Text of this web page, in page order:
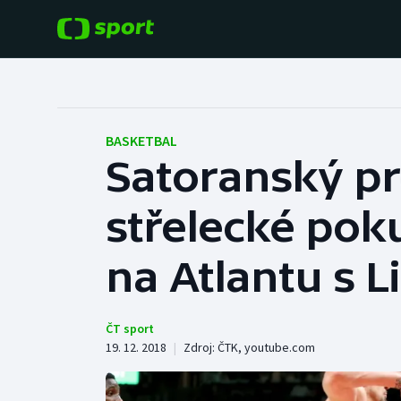
Hokej
Tenis
Baseball a softbal
Basketbal
Biatlon
BASKETBAL
Satoranský
střelecké
na Atlantu s
ČT sport
19. 12. 2018 | Zdroj: ČTK, youtube.com